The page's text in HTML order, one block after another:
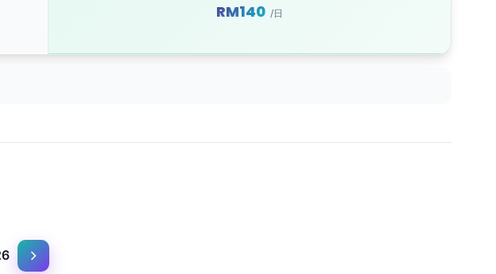
RM140 /日